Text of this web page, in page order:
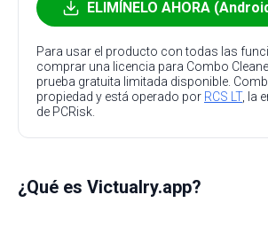
ELIMÍNELO AHORA
Para usar el producto con todas las
comprar una licencia para Combo
prueba gratuita limitada disponible.
propiedad y está operado por RCS LT, la
de PCRisk.
¿Qué es Victualry.app?